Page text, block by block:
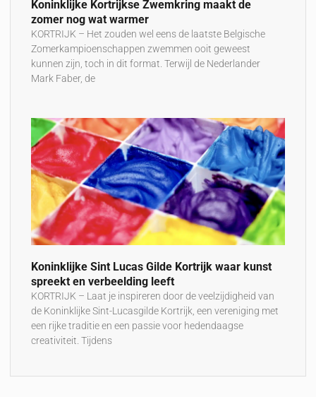
Koninklijke Kortrijkse Zwemkring maakt de
zomer nog wat warmer
KORTRIJK – Het zouden wel eens de laatste Belgische
Zomerkampioenschappen zwemmen ooit geweest
kunnen zijn, toch in dit format. Terwijl de Nederlander
Mark Faber, de
Koninklijke Sint Lucas Gilde Kortrijk waar kunst
spreekt en verbeelding leeft
KORTRIJK – Laat je inspireren door de veelzijdigheid van
de Koninklijke Sint-Lucasgilde Kortrijk, een vereniging met
een rijke traditie en een passie voor hedendaagse
creativiteit. Tijdens